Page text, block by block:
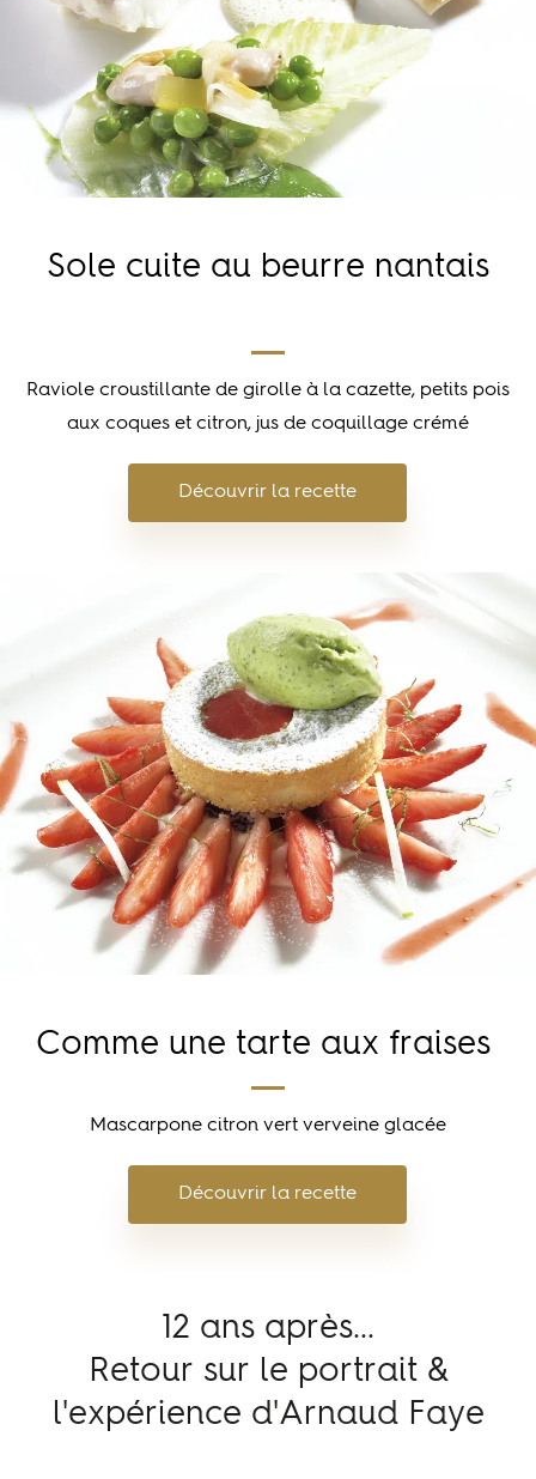
Sole cuite au beurre nantais
Raviole croustillante de girolle à la cazette, petits pois
aux coques et citron, jus de coquillage crémé
Découvrir la recette
Comme une tarte aux fraises
Mascarpone citron vert verveine glacée
Découvrir la recette
12 ans après...
Retour sur le portrait &
l'expérience d'Arnaud Faye